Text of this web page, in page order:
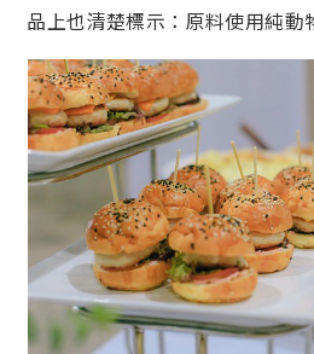
品上也清楚標示：原料使用純動